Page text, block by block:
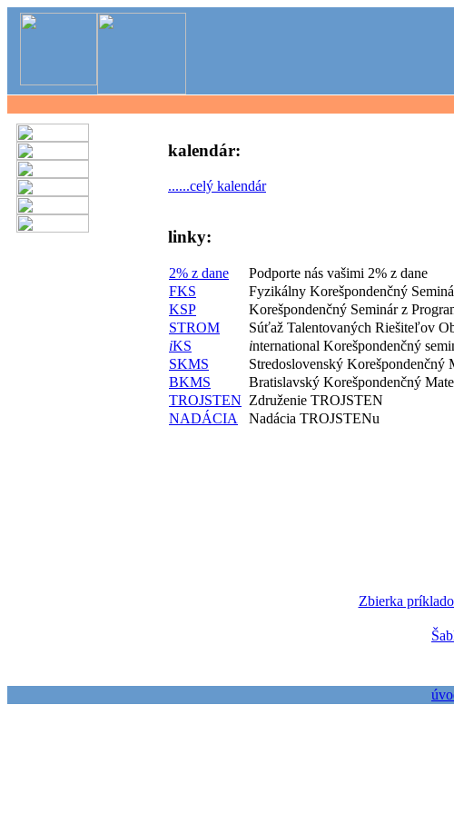
kalendár:
......celý kalendár
linky:
2% z dane
Podporte nás vašimi 2% z dane
FKS
Fyzikálny Korešpondenčný
KSP
Korešpondenčný Seminár z
STROM
Súťaž Talentovaných Riešiteľov
iKS international Korešpondenčný
SKMS
Stredoslovenský Korešpondenčný
BKMS
Bratislavský Korešpondenčný
TROJSTEN Združenie TROJSTEN
NADÁCIA
Nadácia TROJSTENu
Zbierka